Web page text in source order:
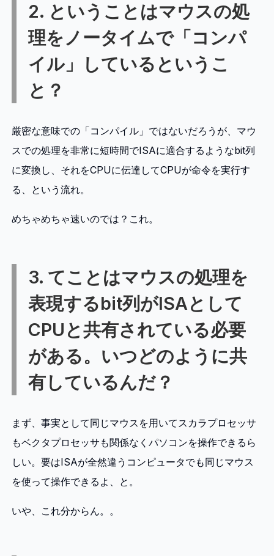
2. ということはマウスの処
理をノータイムで「コンパ
イル」しているというこ
と？
厳密な意味での「コンパイル」ではないだろうが、マウ
スでの処理を非常に短時間でISAに適合するようなbit列
に変換し、それをCPUに伝達してCPUが命令を実行す
る、という流れ。
めちゃめちゃ速いのでは？これ。
3. てことはマウスの処理を
表現するbit列がISAとして
CPUと共有されている必要
がある。いつどのように共
有しているんだ？
まず、事実として同じマウスを用いてスカラプロセッサ
もベクタプロセッサも関係なくパソコンを操作できるら
しい。要はISAが全然違うコンピュータでも同じマウス
を使って操作できるよ、と。
いや、これ分からん。。